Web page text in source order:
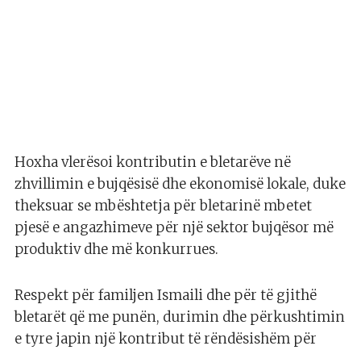
Hoxha vlerësoi kontributin e bletarëve në
zhvillimin e bujqësisë dhe ekonomisë lokale, duke
theksuar se mbështetja për bletarinë mbetet
pjesë e angazhimeve për një sektor bujqësor më
produktiv dhe më konkurrues.
Respekt për familjen Ismaili dhe për të gjithë
bletarët që me punën, durimin dhe përkushtimin
e tyre japin një kontribut të rëndësishëm për